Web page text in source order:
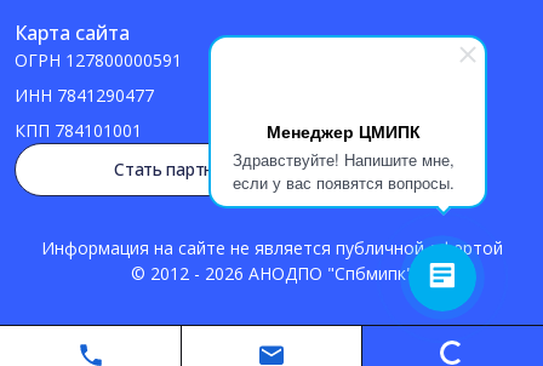
Менеджер ЦМИПК
Здравствуйте! Напишите мне,
если у вас появятся вопросы.
Loading...
Карта сайта
ОГРН 127800000591
ИНН 7841290477
КПП 784101001
Стать партнером
Информация на сайте не является публичной офертой
© 2012 - 2026 АНОДПО "Спбмипк"